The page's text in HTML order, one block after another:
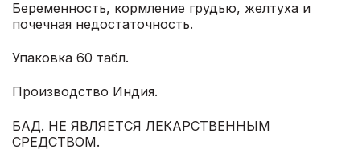
Беременность, кормление грудью, желтуха и
почечная недостаточность.
Упаковка 60 табл.
Производство Индия.
БАД. НЕ ЯВЛЯЕТСЯ ЛЕКАРСТВЕННЫМ
СРЕДСТВОМ.